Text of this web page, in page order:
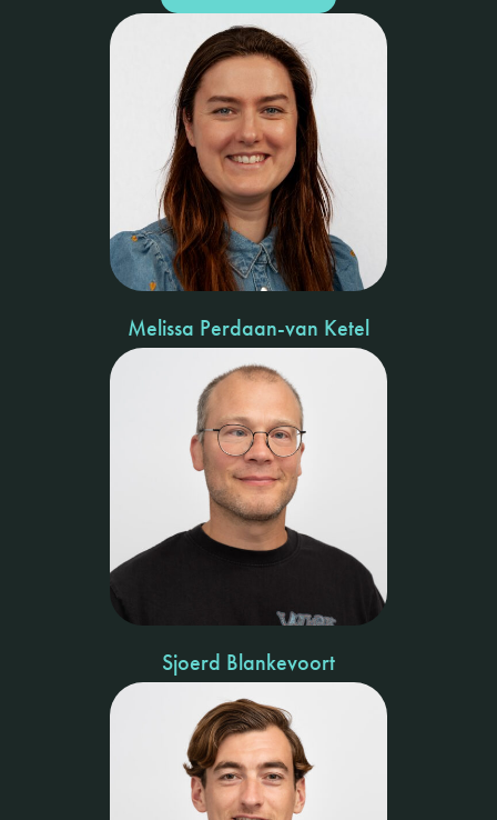
Melissa Perdaan-van Ketel
Sjoerd Blankevoort